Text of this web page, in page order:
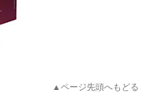
▲ページ先頭へもどる